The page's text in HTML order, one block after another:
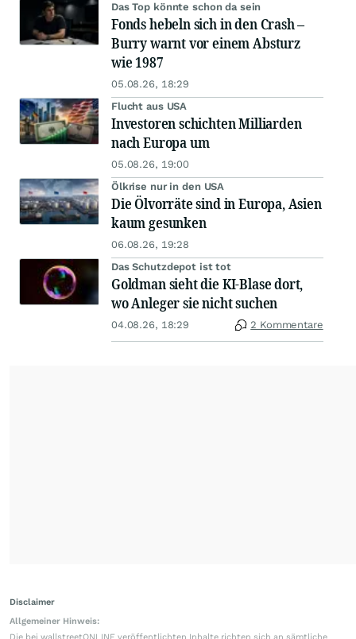
Das Top könnte schon da sein
Fonds hebeln sich in den Crash –
Burry warnt vor einem Absturz
wie 1987
05.08.26, 18:29
Flucht aus USA
Investoren schichten Milliarden
nach Europa um
05.08.26, 19:00
Ölkrise nur in den USA
Die Ölvorräte sind in Europa, Asien
kaum gesunken
06.08.26, 19:28
Das Schutzdepot ist tot
Goldman sieht die KI-Blase dort,
wo Anleger sie nicht suchen
04.08.26, 18:29 2 Kommentare
Disclaimer
Allgemeiner Hinweis: